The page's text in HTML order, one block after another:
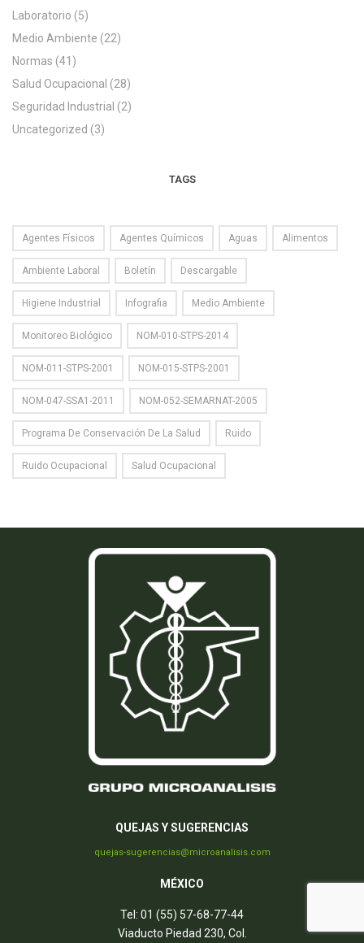
Laboratorio (5)
Medio Ambiente (22)
Normas (41)
Salud Ocupacional (28)
Seguridad Industrial (2)
Uncategorized (3)
TAGS
Agentes Físicos Agentes Químicos Aguas Alimentos
Ambiente Laboral Boletín Descargable
Higiene Industrial Infografia Medio Ambiente
Monitoreo Biológico NOM-010-STPS-2014
NOM-011-STPS-2001 NOM-015-STPS-2001
NOM-047-SSA1-2011 NOM-052-SEMARNAT-2005
Programa De Conservación De La Salud Ruido
Ruido Ocupacional Salud Ocupacional
QUEJAS Y SUGERENCIAS
quejas-sugerencias@microanalisis.com
MÉXICO
Tel: 01 (55) 57-68-77-44
Viaducto Piedad 230, Col.